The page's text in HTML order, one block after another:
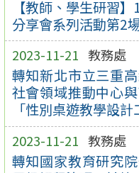
【教師、學生研習
分享會系列活動第2
2023-11-21 教務處
轉知新北市立三重
社會領域推動中心
「性別桌遊教學設
2023-11-21 教務處
轉知國家教育研究